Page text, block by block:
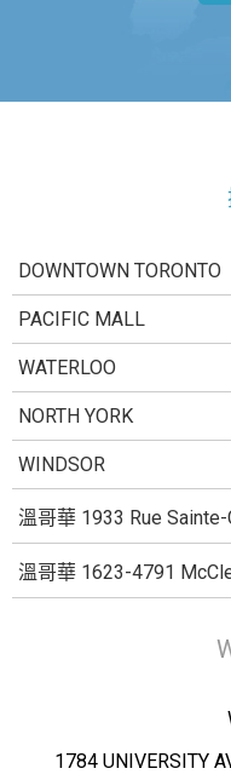
DOWNTOWN TORONTO
PACIFIC MALL
WATERLOO
NORTH YORK
WINDSOR
溫哥華 1933 Rue Sainte-
溫哥華 1623-4791
1784 UNIVERSITY